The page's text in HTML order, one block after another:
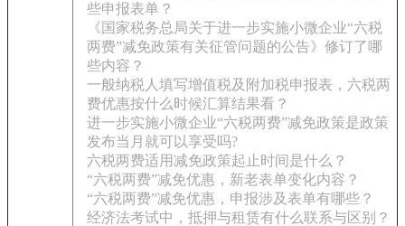
些申报表单？
《国家税务总局关于进一步实施小微企业“六税
两费”减免政策有关征管问题的公告》修订了哪
些内容？
一般纳税人填写增值税及附加税申报表，六税两
费优惠按什么时候汇算结果看？
进一步实施小微企业“六税两费”减免政策是政策
发布当月就可以享受吗?
六税两费适用减免政策起止时间是什么？
“六税两费”减免优惠，新老表单变化内容？
“六税两费”减免优惠，申报涉及表单有哪些？
经济法考试中，抵押与租赁有什么联系与区别？